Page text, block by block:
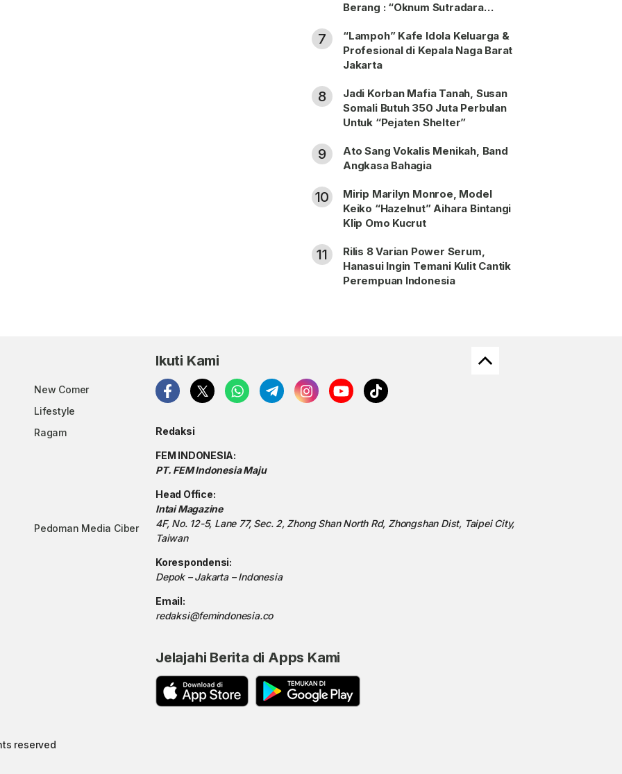
Berang : “Oknum Sutradara
7
“Lampoh” Kafe Idola Keluarga &
Profesional di Kepala Naga Barat
Jakarta
8
Jadi Korban Mafia Tanah, Susan
Somali Butuh 350 Juta Perbulan
Untuk “Pejaten Shelter”
9
Ato Sang Vokalis Menikah, Band
Angkasa Bahagia
10
Mirip Marilyn Monroe, Model
Keiko “Hazelnut” Aihara Bintangi
Klip Omo Kucrut
11
Rilis 8 Varian Power Serum,
Hanasui Ingin Temani Kulit Cantik
Perempuan Indonesia
New Comer
Lifestyle
Ragam
Pedoman Media Ciber
Ikuti Kami
Redaksi
FEM INDONESIA:
PT. FEM Indonesia Maju
Head Office:
Intai Magazine
4F, No. 12-5, Lane 77, Sec. 2, Zhong Shan North Rd, Zhongshan Dist, Taipei City,
Taiwan
Korespondensi:
Depok – Jakarta – Indonesia
Email:
redaksi@femindonesia.co
Jelajahi Berita di Apps Kami
reserved